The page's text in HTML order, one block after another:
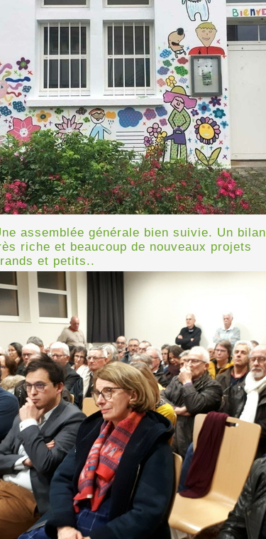
assemblée générale bien suivie. Un bilan
riche et beaucoup de nouveaux projets
et petits..